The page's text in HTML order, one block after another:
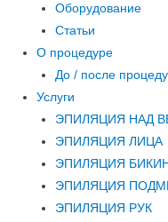
Оборудование
Статьи
О процедуре
До / после
Услуги
ЭПИЛЯЦИЯ НАД
ЭПИЛЯЦИЯ ЛИЦА
ЭПИЛЯЦИЯ
ЭПИЛЯЦИЯ
ЭПИЛЯЦИЯ РУК